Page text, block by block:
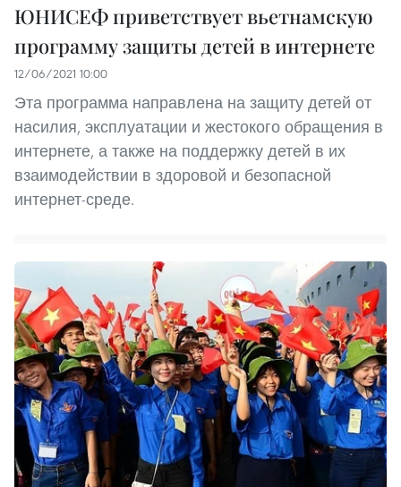
ЮНИСЕФ приветствует вьетнамскую
программу защиты детей в интернете
12/06/2021 10:00
Эта программа направлена на защиту детей от
насилия, эксплуатации и жестокого обращения в
интернете, а также на поддержку детей в их
взаимодействии в здоровой и безопасной
интернет-среде.